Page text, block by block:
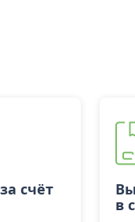
счёт
в